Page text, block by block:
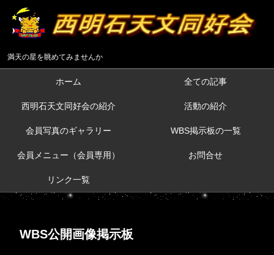
満天の星を眺めてみませんか
ホーム 全ての記事
西明石天文同好会の紹介 活動の紹介
会員写真のギャラリー WBS掲示板の一覧
会員メニュー（会員専用） お問合せ
リンク一覧
WBS公開画像掲示板